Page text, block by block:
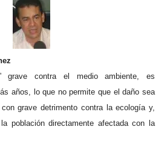
grave contra el medio ambiente, es
años, lo que no permite que el daño sea
grave detrimento contra la ecología y,
población directamente afectada con la